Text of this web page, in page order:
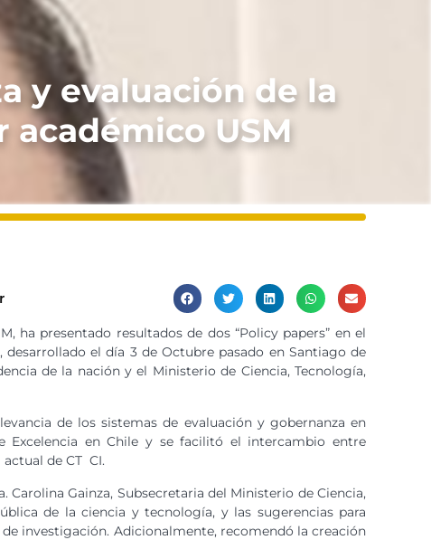
y evaluación de la
USM
ha presentado resultados de dos “Policy papers” en el
el día 3 de Octubre pasado en Santiago de
de la nación y el Ministerio de Ciencia, Tecnología,
de los sistemas de evaluación y gobernanza en
Excelencia en Chile y se facilitó el intercambio entre
de CT CI.
Carolina Gainza, Subsecretaria del Ministerio de Ciencia,
de la ciencia y tecnología, y las sugerencias para
investigación. Adicionalmente, recomendó la creación